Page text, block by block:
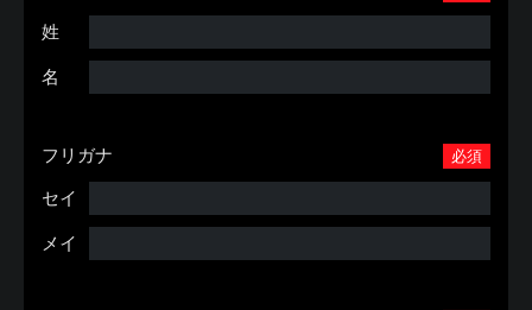
姓
名
必須
フリガナ
セイ
メイ